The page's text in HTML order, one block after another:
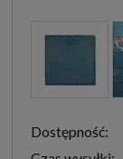
Dostępność: